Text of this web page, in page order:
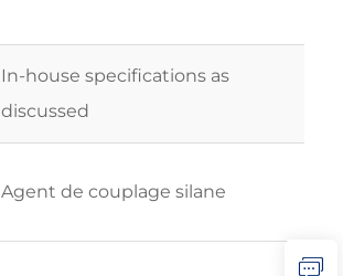
In-house specifications as
discussed
Agent de couplage silane